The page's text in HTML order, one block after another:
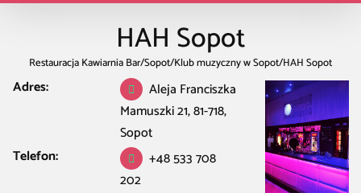
HAH Sopot
Restauracja Kawiarnia Bar/Sopot/Klub muzyczny w Sopot/HAH Sopot
Adres:
Aleja Franciszka
Mamuszki 21, 81-718,
Sopot
Telefon:
+48 533 708
202